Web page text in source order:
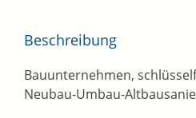
Beschreibung
Bauunternehmen,
Neubau-Umbau-